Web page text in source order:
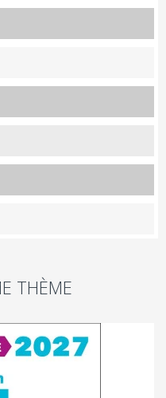
THÈME